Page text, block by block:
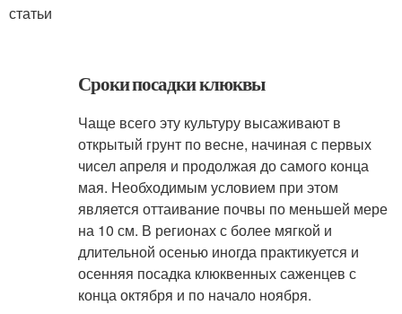
статьи
Сроки посадки клюквы
Чаще всего эту культуру высаживают в
открытый грунт по весне, начиная с первых
чисел апреля и продолжая до самого конца
мая. Необходимым условием при этом
является оттаивание почвы по меньшей мере
на 10 см. В регионах с более мягкой и
длительной осенью иногда практикуется и
осенняя посадка клюквенных саженцев с
конца октября и по начало ноября.